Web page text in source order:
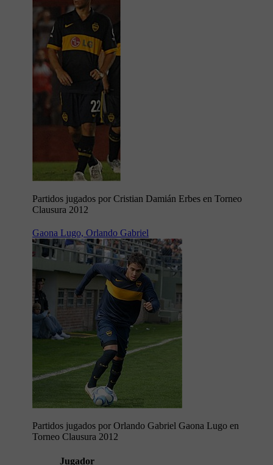
Partidos jugados por Cristian Damián Erbes en Torneo
Clausura 2012
Gaona Lugo, Orlando Gabriel
Partidos jugados por Orlando Gabriel Gaona Lugo en
Torneo Clausura 2012
Jugador